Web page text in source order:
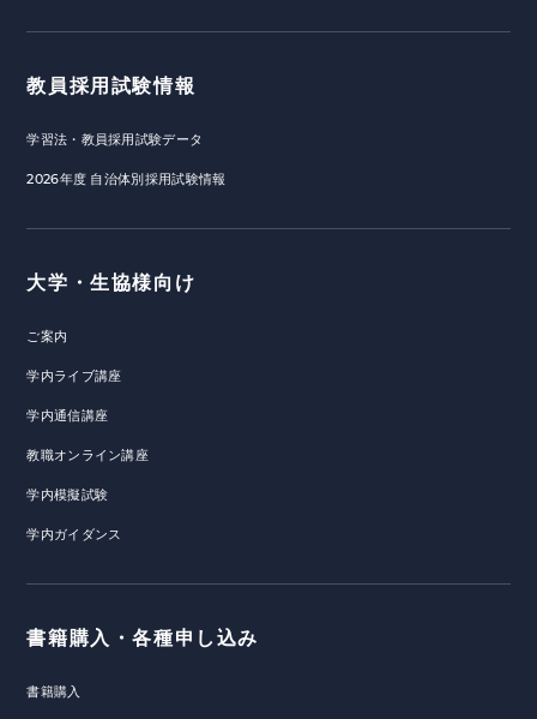
教員採用試験情報
学習法・教員採用試験データ
2026年度 自治体別採用試験情報
大学・生協様向け
ご案内
学内ライブ講座
学内通信講座
教職オンライン講座
学内模擬試験
学内ガイダンス
書籍購入・各種申し込み
書籍購入